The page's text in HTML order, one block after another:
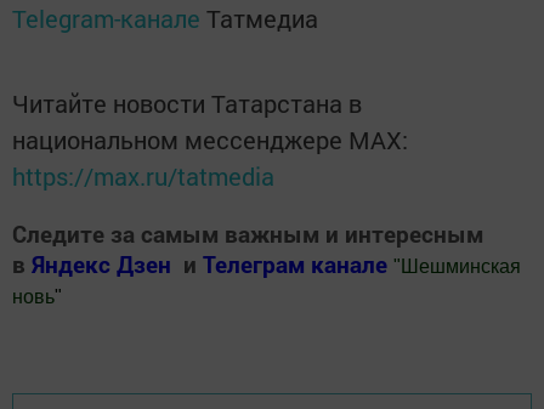
Telegram-канале Татмедиа
Читайте новости Татарстана в
национальном мессенджере MАХ:
https://max.ru/tatmedia
Следите за самым важным и интересным
в Яндекс Дзен и Телеграм канале " Шешминская
новь"